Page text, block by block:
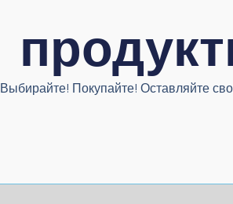
Выбирайте! Покупайте! Оставляйте